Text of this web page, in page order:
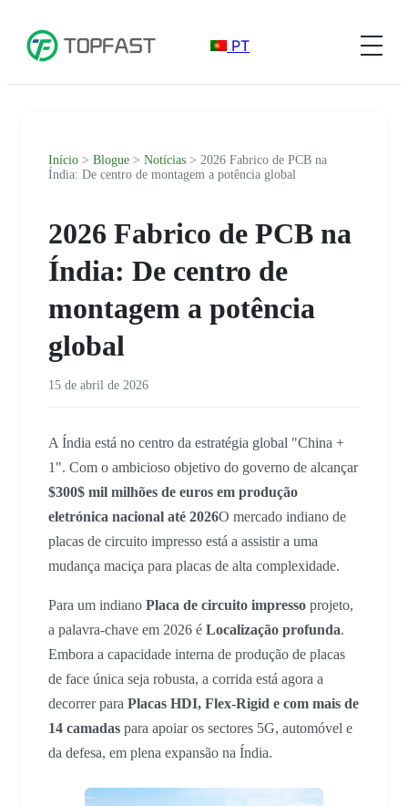
PT
Início > Blogue > Notícias > 2026 Fabrico de PCB na
Índia: De centro de montagem a potência global
2026 Fabrico de PCB na
Índia: De centro de
montagem a potência
global
15 de abril de 2026
A Índia está no centro da estratégia global "China +
1". Com o ambicioso objetivo do governo de alcançar
$300$ mil milhões de euros em produção
eletrónica nacional até 2026O mercado indiano de
placas de circuito impresso está a assistir a uma
mudança maciça para placas de alta complexidade.
Para um indiano Placa de circuito impresso projeto,
a palavra-chave em 2026 é Localização profunda.
Embora a capacidade interna de produção de placas
de face única seja robusta, a corrida está agora a
decorrer para Placas HDI, Flex-Rigid e com mais de
14 camadas para apoiar os sectores 5G, automóvel e
da defesa, em plena expansão na Índia.